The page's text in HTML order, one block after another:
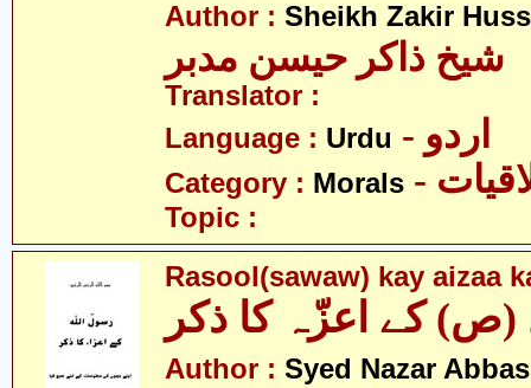
Author : Sheikh Zakir
شیخ ذاکر حیسن مدبر
Translator :
Language : Urdu - اردو
Category : Morals
Topic :
Rasool(sawaw) kay aizaa
Author : Syed Nazar